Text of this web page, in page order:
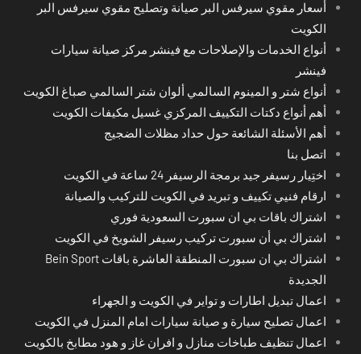
أسعار مقوي سيرفس البر صيانة وتصليح مقوي سيرفس البر
الكويت
أنواع الخدمات والإصلاحات مع فينشر مركز صيانة سيارات
فينشر
أنواع شتر و المينوم السالمي ألوان شتر السالمي صباغ الكويت
أهم أنواع دكتات التكييف المركزي غسيل مكيفات الكويت
أهم الأسئلة الشائعة حول حداد مظلات الضجيج
اتصل بنا
اختِيار رسيفر جيد برمجة الرسيفر 24 ساعة في الكويت
ارقام فنيي تكييف و تبريد في الكويت للتركيب والصيانة
اشتراك باقات بي ان سبورت السعودية فوري
اشتراك بي أن سبورت تركيب رسيفر الشويخ في الكويت
اشتراك بي ان سبورت المنطقة العاشرة باقات Bein Sport
الجديدة
اعمال تبديل اطارات و تواير في الكويت و الجهراء
اعمال تصليح سيارة و صيانة سيارات امام المنزل في الكويت
اعمال تنظيف طباخات منازل و افران غاز و هود مطابخ بالكويت